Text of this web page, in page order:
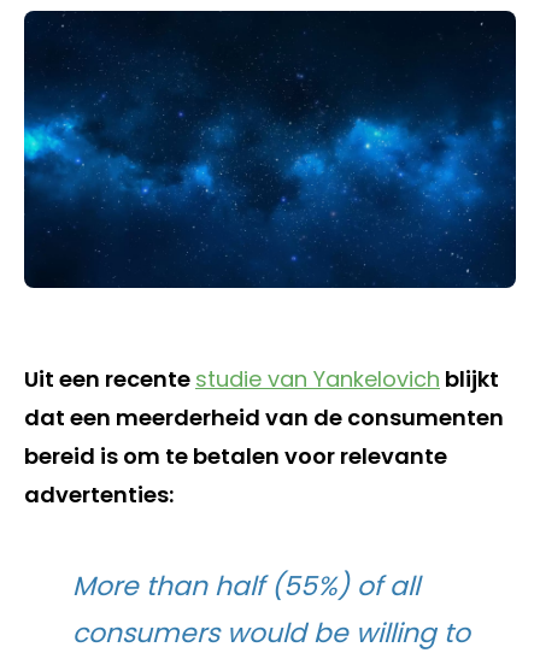
Uit een recente studie van Yankelovich blijkt
dat een meerderheid van de consumenten
bereid is om te betalen voor relevante
advertenties:
More than half (55%) of all
consumers would be willing to